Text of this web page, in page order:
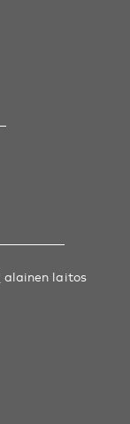
alainen laitos